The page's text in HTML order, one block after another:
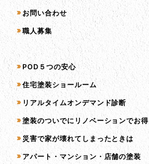
お問い合わせ
職人募集
サービス一覧
POD５つの安心
住宅塗装ショールーム
リアルタイムオンデマンド診断
塗装のついでにリノベーションでお得
災害で家が壊れてしまったときは
アパート・マンション・店舗の塗装